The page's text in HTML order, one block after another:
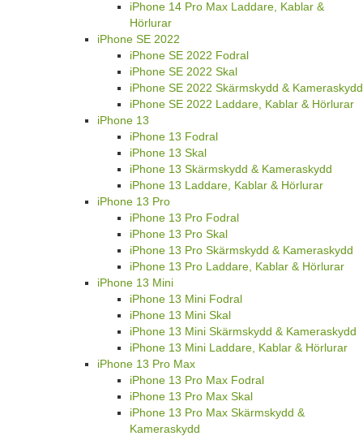
iPhone 14 Pro Max Laddare, Kablar &
Hörlurar
iPhone SE 2022
iPhone SE 2022 Fodral
iPhone SE 2022 Skal
iPhone SE 2022 Skärmskydd & Kameraskydd
iPhone SE 2022 Laddare, Kablar & Hörlurar
iPhone 13
iPhone 13 Fodral
iPhone 13 Skal
iPhone 13 Skärmskydd & Kameraskydd
iPhone 13 Laddare, Kablar & Hörlurar
iPhone 13 Pro
iPhone 13 Pro Fodral
iPhone 13 Pro Skal
iPhone 13 Pro Skärmskydd & Kameraskydd
iPhone 13 Pro Laddare, Kablar & Hörlurar
iPhone 13 Mini
iPhone 13 Mini Fodral
iPhone 13 Mini Skal
iPhone 13 Mini Skärmskydd & Kameraskydd
iPhone 13 Mini Laddare, Kablar & Hörlurar
iPhone 13 Pro Max
iPhone 13 Pro Max Fodral
iPhone 13 Pro Max Skal
iPhone 13 Pro Max Skärmskydd &
Kameraskydd